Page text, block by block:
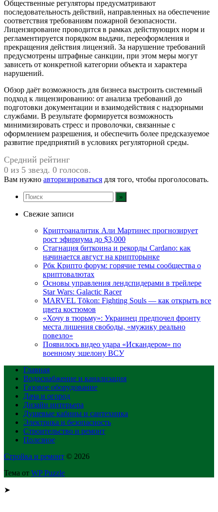
Общественные регуляторы предусматривают
последовательность действий, направленных на обеспечение
соответствия требованиям пожарной безопасности.
Лицензирование проводится в рамках действующих норм и
регламентируется порядком выдачи, переоформления и
прекращения действия лицензий. За нарушение требований
предусмотрены штрафные санкции, при этом меры могут
зависеть от конкретной категории объекта и характера
нарушений.
Обзор даёт возможность для бизнеса выстроить системный
подход к лицензированию: от анализа требований до
подготовки документации и взаимодействия с надзорными
службами. В результате формируется возможность
минимизировать стресс и проволочки, связанные с
оформлением разрешения, и обеспечить более предсказуемое
развитие предприятий в условиях регуляторной среды.
Средний рейтинг
0 из 5 звезд. 0 голосов.
Вам нужно авторизироваться для того, чтобы проголосовать.
Свежие записи
Криптоаналитик Али Мартинес прогнозирует
рост эфириума до $3,000
Стагнация биткоина и рекорды Cardano: как
начинается август на крипторынке
Рбк Крипто форум: горячие темы сообщества о
криптовалютах
Основы управления лендспидерами в трейлере
Star Wars: Galactic Racer
MARVEL Tōkon: Fighting Souls — как открыть все
цвета костюмов
«Хочу в тюрьму»: Украинец предпочел фронту
места лишения свободы, «мужику реально
повезло»
Появилось видео удара «Искандером» по
военному эшелону ВСУ
Главная
Водоснабжение и канализация
Газовое оборудование
Дача и огород
Дизайн интерьера
Душевые кабины и сантехника
Электрика и безопасность
Строительство и ремонт
Полезное
Стройка и ремонт © 2026
Тема от WP Puzzle
➤